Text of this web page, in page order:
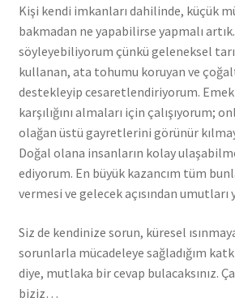
Kişi kendi imkanları dahilinde, küçük
bakmadan ne yapabilirse yapmalı
söyleyebiliyorum çünkü geleneksel
kullanan, ata tohumu koruyan ve
destekleyip cesaretlendiriyorum.
karşılığını almaları için çalışıyorum;
olağan üstü gayretlerini görünür
Doğal olana insanların kolay
ediyorum. En büyük kazancım tüm
vermesi ve gelecek açısından umutları
Siz de kendinize sorun, küresel
sorunlarla mücadeleye sağladığım
diye, mutlaka bir cevap bulacaksınız.
biziz…